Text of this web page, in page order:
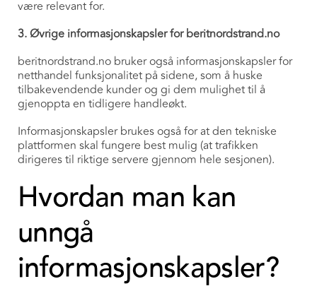
være relevant for.
3. Øvrige informasjonskapsler for beritnordstrand.no
beritnordstrand.no bruker også informasjonskapsler for
netthandel funksjonalitet på sidene, som å huske
tilbakevendende kunder og gi dem mulighet til å
gjenoppta en tidligere handleøkt.
Informasjonskapsler brukes også for at den tekniske
plattformen skal fungere best mulig (at trafikken
dirigeres til riktige servere gjennom hele sesjonen).
Hvordan man kan
unngå
informasjonskapsler?